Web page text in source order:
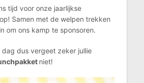
tijd voor onze jaarlijkse
Samen met de welpen trekken
om ons kamp te sponsoren.
dag dus vergeet zeker jullie
niet!